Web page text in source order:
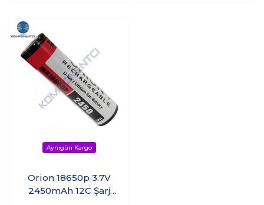
Orion 18650p 3.7V
2450mAh 12C Şarj